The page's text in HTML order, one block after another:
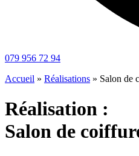
079 956 72 94
Accueil » Réalisations » Salon de
Réalisation :
Salon de